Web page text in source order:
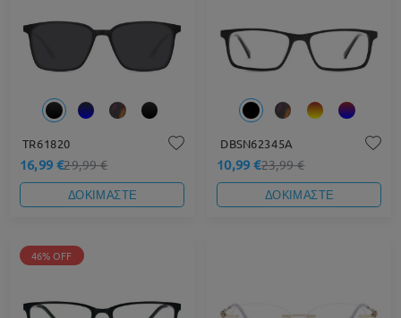
TR61820
16,99 €29,99 €
ΔΟΚΙΜΑΣΤΕ
DBSN62345A
10,99 €23,99 €
ΔΟΚΙΜΑΣΤΕ
46% OFF